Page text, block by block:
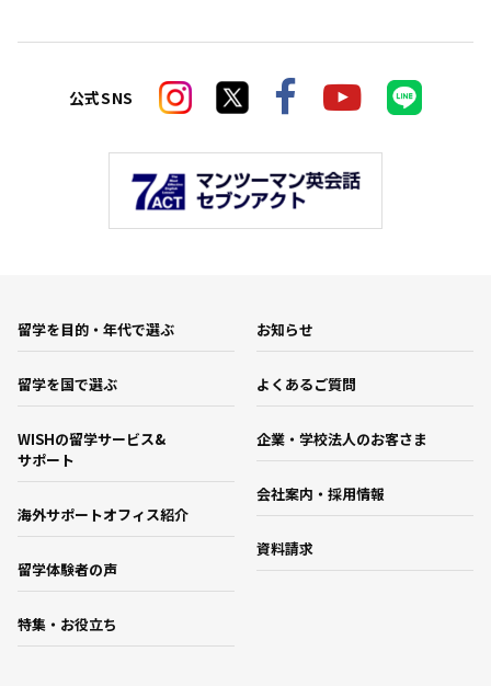
公式SNS
留学を目的・年代で選ぶ
留学を国で選ぶ
WISHの留学サービス&
サポート
海外サポートオフィス紹介
留学体験者の声
特集・お役立ち
お知らせ
よくあるご質問
企業・学校法人のお客さま
会社案内・採用情報
資料請求